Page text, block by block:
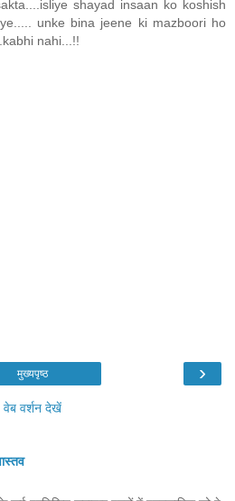
shayad insaan ko koshish
unke bina jeene ki mazboori ho
nahi...!!
›
मुख्यपृष्ठ
वेब वर्शन देखें